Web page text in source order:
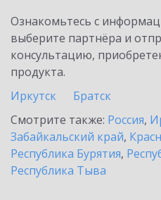
Ознакомьтесь с
выберите партнёра и
консультацию,
продукта.
Иркутск
Братск
Смотрите также: Россия,
Забайкальский край,
Республика Бурятия,
Республика Тыва